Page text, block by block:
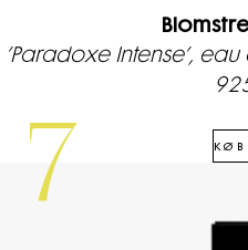
’Paradoxe Intense’,
KØB
7